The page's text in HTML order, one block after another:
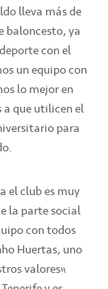
lleva más de
baloncesto, ya
con el
un equipo con
lo mejor en
que utilicen el
para
el club es muy
la parte social
con todos
Huertas, uno
valores”.